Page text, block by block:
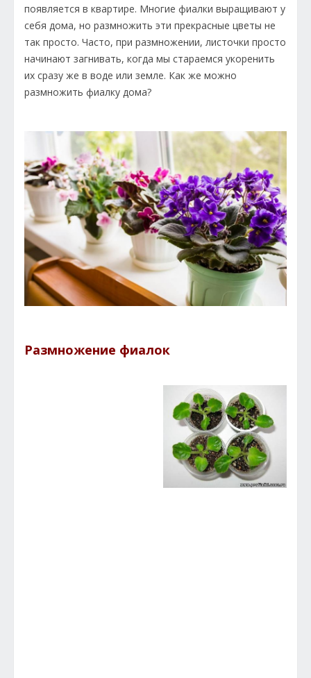
появляется в квартире. Многие фиалки выращивают у
себя дома, но размножить эти прекрасные цветы не
так просто. Часто, при размножении, листочки просто
начинают загнивать, когда мы стараемся укоренить
их сразу же в воде или земле. Как же можно
размножить фиалку дома?
Размножение фиалок